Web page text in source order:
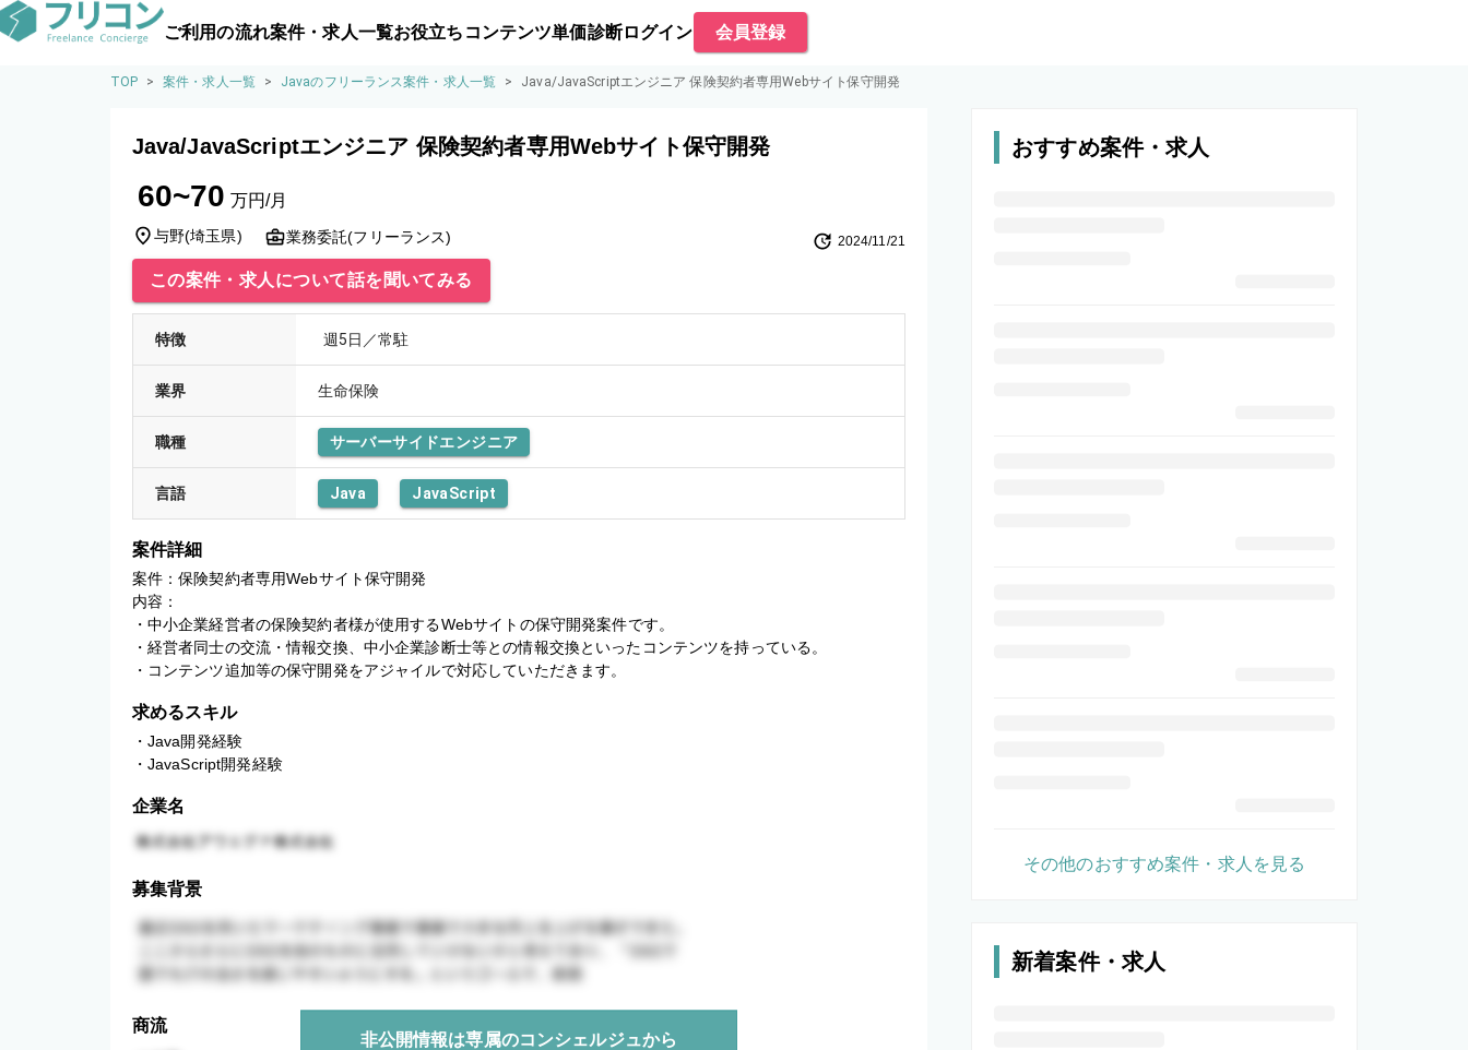
ご利用の流れ案件・求人一覧お役立ちコンテンツ単価診断ログイン 会員登録
TOP > 案件・求人一覧 > Javaのフリーランス案件・求人一覧 > Java/JavaScriptエンジニア 保険契約者専用Webサイト保守開発
Java/JavaScriptエンジニア 保険契約者専用Webサイト保守開発
60~70 万円/月
与野(埼玉県) 業務委託(フリーランス) 2024/11/21
この案件・求人について話を聞いてみる
特徴 週5日／常駐
業界 生命保険
職種 サーバーサイドエンジニア
言語 Java JavaScript
案件詳細
案件：保険契約者専用Webサイト保守開発
内容：
・中小企業経営者の保険契約者様が使用するWebサイトの保守開発案件です。
・経営者同士の交流・情報交換、中小企業診断士等との情報交換といったコンテンツを持っている。
・コンテンツ追加等の保守開発をアジャイルで対応していただきます。
求めるスキル
・Java開発経験
・JavaScript開発経験
企業名
募集背景
商流
非公開情報は専属のコンシェルジュから
おすすめ案件・求人
その他のおすすめ案件・求人を見る
新着案件・求人